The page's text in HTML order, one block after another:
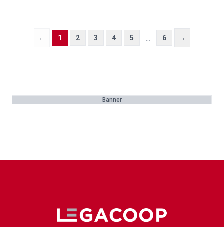
← 1 2 3 4 5 6 →
Banner